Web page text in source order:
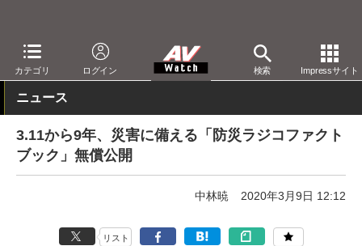
カテゴリ ログイン 検索 Impressサイト
AV Watch コンテンツ・サービス 放送 ラジオ
ニュース
3.11から9年、災害に備える「防災ラジコファクト
ブック」無償公開
中林暁 2020年3月9日 12:12
リスト